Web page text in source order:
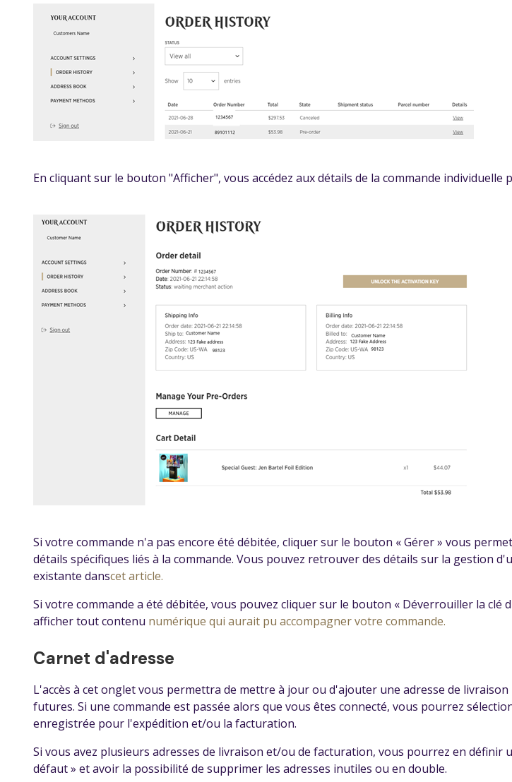
En cliquant sur le bouton "Afficher", vous accédez aux détails de la commande individuelle
Si votre commande n'a pas encore été débitée, cliquer sur le bouton « Gérer » vous
détails spécifiques liés à la commande. Vous pouvez retrouver des détails sur la gestion
existante danscet article.
Si votre commande a été débitée, vous pouvez cliquer sur le bouton « Déverrouiller la clé
afficher tout contenu numérique qui aurait pu accompagner votre commande.
Carnet d'adresse
L'accès à cet onglet vous permettra de mettre à jour ou d'ajouter une adresse de
futures. Si une commande est passée alors que vous êtes connecté, vous pourrez
enregistrée pour l'expédition et/ou la facturation.
Si vous avez plusieurs adresses de livraison et/ou de facturation, vous pourrez en définir
défaut » et avoir la possibilité de supprimer les adresses inutiles ou en double.